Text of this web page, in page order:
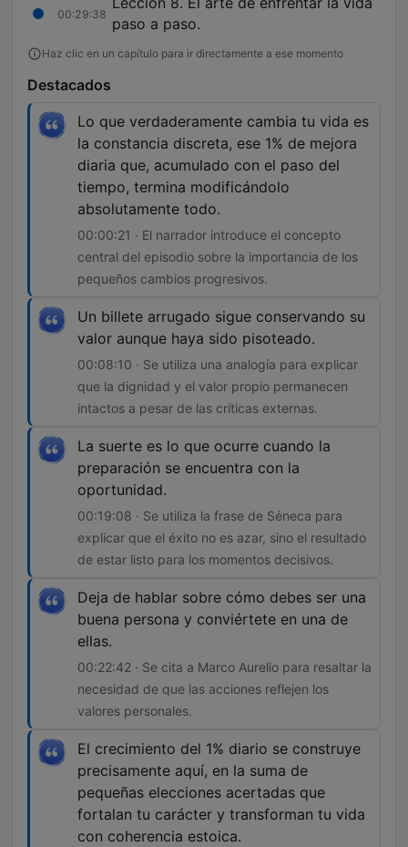
00:29:38
paso a paso.
Haz clic en un capítulo para ir directamente a ese momento
Destacados
Lo que verdaderamente cambia tu vida es
la constancia discreta, ese 1% de mejora
diaria que, acumulado con el paso del
tiempo, termina modificándolo
absolutamente todo.
00:00:21 · El narrador introduce el concepto
central del episodio sobre la importancia de los
pequeños cambios progresivos.
Un billete arrugado sigue conservando su
valor aunque haya sido pisoteado.
00:08:10 · Se utiliza una analogía para explicar
que la dignidad y el valor propio permanecen
intactos a pesar de las críticas externas.
La suerte es lo que ocurre cuando la
preparación se encuentra con la
oportunidad.
00:19:08 · Se utiliza la frase de Séneca para
explicar que el éxito no es azar, sino el resultado
de estar listo para los momentos decisivos.
Deja de hablar sobre cómo debes ser una
buena persona y conviértete en una de
ellas.
00:22:42 · Se cita a Marco Aurelio para resaltar la
necesidad de que las acciones reflejen los
valores personales.
El crecimiento del 1% diario se construye
precisamente aquí, en la suma de
pequeñas elecciones acertadas que
fortalan tu carácter y transforman tu vida
con coherencia estoica.